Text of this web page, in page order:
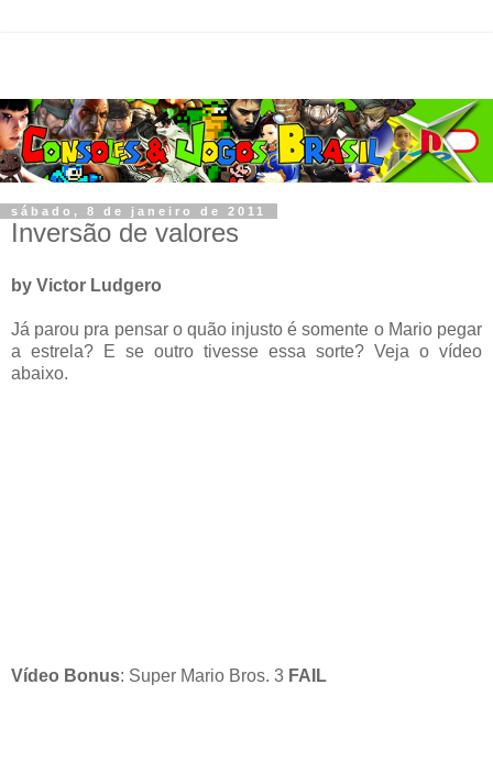
sábado, 8 de janeiro de 2011
Inversão de valores
by Victor Ludgero
Já parou pra pensar o quão injusto é somente o Mario pegar
a estrela? E se outro tivesse essa sorte? Veja o vídeo
abaixo.
Vídeo Bonus: Super Mario Bros. 3 FAIL